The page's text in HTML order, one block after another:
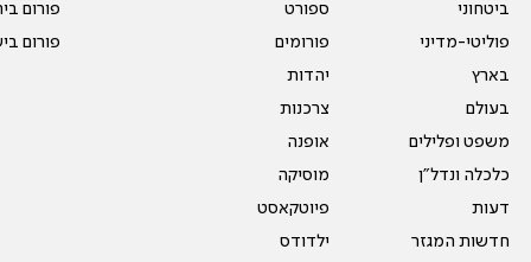
ביטחוני
פוליטי-מדיני
בארץ
בעולם
משפט ופלילים
כלכלה ונדל"ן
דעות
חדשות המגזר
ספורט
פורומים
יהדות
צרכנות
אופנה
מוסיקה
פיוטקאסט
ילדודס
פורום
פורום